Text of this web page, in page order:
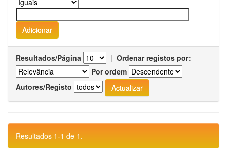
Resultados/Página | Ordenar registos por:
Por ordem
Autores/Registo
Resultados 1-1 de 1.